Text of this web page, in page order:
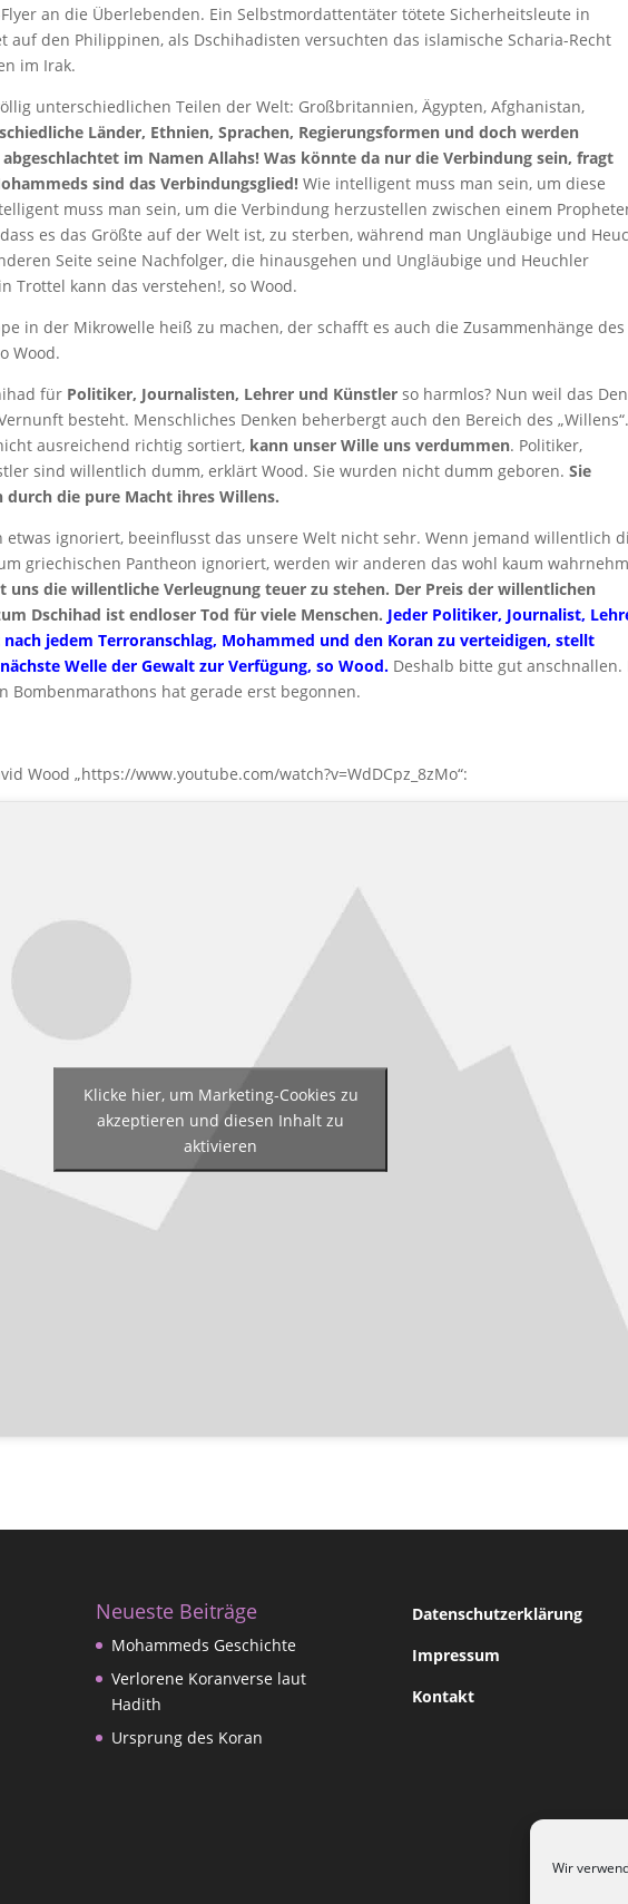
Wir
an die Überlebenden. Ein Selbstmordattentäter tötete Sicherheitsleute in
auf den Philippinen, als Dschihadisten versuchten das islamische Scharia-Recht
im Irak.
unterschiedlichen Teilen der Welt: Großbritannien, Ägypten, Afghanistan,
Länder, Ethnien, Sprachen, Regierungsformen und doch werden
im Namen Allahs! Was könnte da nur die Verbindung sein, fragt
sind das Verbindungsglied!Wie intelligent muss man sein, um diese
muss man sein, um die Verbindung herzustellen zwischen einem
es das Größte auf der Welt ist, zu sterben, während man Ungläubige und
Seite seine Nachfolger, die hinausgehen und Ungläubige und Heuchler
Trottel kann das verstehen!, so Wood.
in der Mikrowelle heiß zu machen, der schafft es auch die Zusammenhänge des
Wood.
für Politiker, Journalisten, Lehrer und Künstler so harmlos? Nun weil das
besteht. Menschliches Denken beherbergt auch den Bereich des „Willens“.
ausreichend richtig sortiert, kann unser Wille uns verdummen. Politiker,
sind willentlich dumm, erklärt Wood. Sie wurden nicht dumm geboren.Sie
die pure Macht ihres Willens.
ignoriert, beeinflusst das unsere Welt nicht sehr. Wenn jemand willentlich
griechischen Pantheon ignoriert, werden wir anderen das wohl kaum
uns die willentliche Verleugnung teuer zu stehen. Der Preis der willentlichen
Dschihad ist endloser Tod für viele Menschen. Jeder Politiker, Journalist,
jedem Terroranschlag, Mohammed und den Koran zu verteidigen, stellt
Welle der Gewalt zur Verfügung, so Wood. Deshalb bitte gut anschnallen.
Bombenmarathons hat gerade erst begonnen.
Wood „https://www.youtube.com/watch?v=WdDCpz_8zMo“:
Klicke hier, um Marketing-Cookies zu
akzeptieren und diesen Inhalt zu
aktivieren
Neueste Beiträge
Mohammeds Geschichte
Verlorene Koranverse laut
Hadith
Ursprung des Koran
Datenschutzerklärung
Impressum
Kontakt